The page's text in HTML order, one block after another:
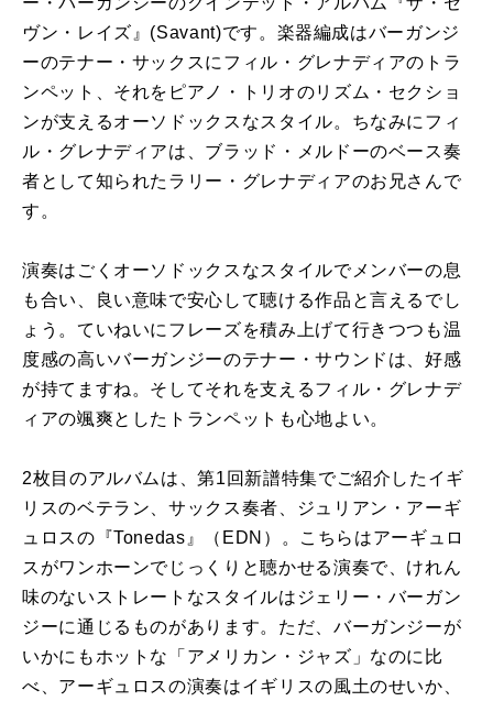
ヴン・レイズ』(Savant)です。楽器編成はバーガンジ
ーのテナー・サックスにフィル・グレナディアのトラ
ンペット、それをピアノ・トリオのリズム・セクショ
ンが支えるオーソドックスなスタイル。ちなみにフィ
ル・グレナディアは、ブラッド・メルドーのベース奏
者として知られたラリー・グレナディアのお兄さんで
す。
演奏はごくオーソドックスなスタイルでメンバーの息
も合い、良い意味で安心して聴ける作品と言えるでし
ょう。ていねいにフレーズを積み上げて行きつつも温
度感の高いバーガンジーのテナー・サウンドは、好感
が持てますね。そしてそれを支えるフィル・グレナデ
ィアの颯爽としたトランペットも心地よい。
2枚目のアルバムは、第1回新譜特集でご紹介したイギ
リスのベテラン、サックス奏者、ジュリアン・アーギ
ュロスの『Tonedas』（EDN）。こちらはアーギュロ
スがワンホーンでじっくりと聴かせる演奏で、けれん
味のないストレートなスタイルはジェリー・バーガン
ジーに通じるものがあります。ただ、バーガンジーが
いかにもホットな「アメリカン・ジャズ」なのに比
べ、アーギュロスの演奏はイギリスの風土のせいか、